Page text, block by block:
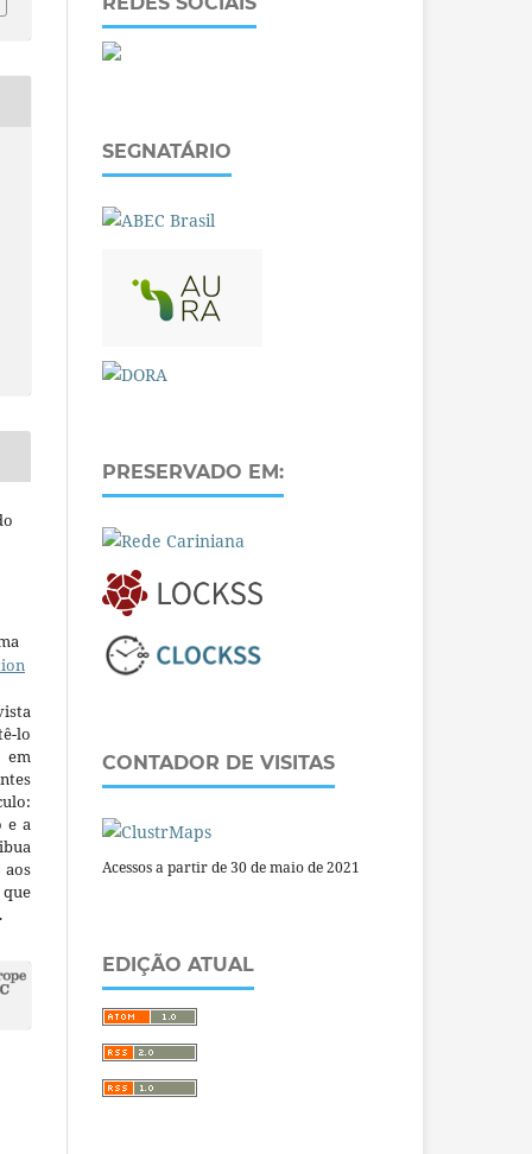
lo
em
e a
SEGNATÁRIO
PRESERVADO EM:
CONTADOR DE VISITAS
Acessos a partir de 30 de maio de 2021
EDIÇÃO ATUAL